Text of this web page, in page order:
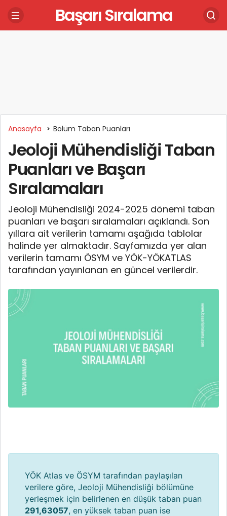
Başarı Sıralama
Anasayfa Bölüm Taban Puanları
Jeoloji Mühendisliği Taban
Puanları ve Başarı
Sıralamaları
Jeoloji Mühendisliği 2024-2025 dönemi taban
puanları ve başarı sıralamaları açıklandı. Son
yıllara ait verilerin tamamı aşağıda tablolar
halinde yer almaktadır. Sayfamızda yer alan
verilerin tamamı ÖSYM ve YÖK-YÖKATLAS
tarafından yayınlanan en güncel verilerdir.
YÖK Atlas ve ÖSYM tarafından paylaşılan
verilere göre, Jeoloji Mühendisliği bölümüne
yerleşmek için belirlenen en düşük taban puan
291,63057, en yüksek taban puan ise